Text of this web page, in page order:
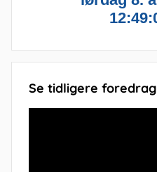
Se tidligere foredrag